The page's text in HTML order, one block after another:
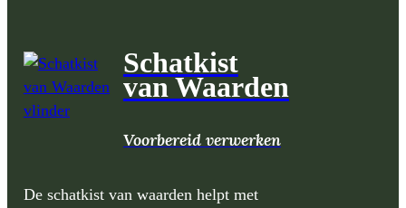
Schatkist
van Waarden
Voorbereid verwerken
De schatkist van waarden helpt met